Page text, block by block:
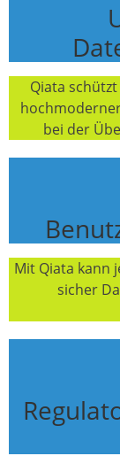
Qiata
bei der
Mit Qiata kann
sicher